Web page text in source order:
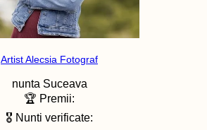
Artist Alecsia Fotograf
nunta Suceava
🏆 Premii:
🎖️ Nunti verificate: